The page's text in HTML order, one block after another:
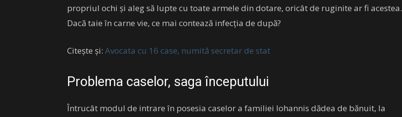
propriul ochi și aleg să lupte cu toate armele din dotare, oricât de ruginite ar fi acestea.
Dacă taie în carne vie, ce mai contează infecția de după?
Citește și: Avocata cu 16 case, numită secretar de stat
Problema caselor, saga începutului
Întrucât modul de intrare în posesia caselor a familiei Iohannis dădea de bănuit, la